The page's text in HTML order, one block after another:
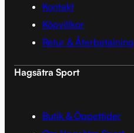
Kontakt
Köpvillkor
Retur & Återbetalning
Hagsätra Sport
Butik & Öppettider